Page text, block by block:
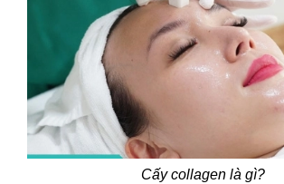
Cấy collagen là gì?